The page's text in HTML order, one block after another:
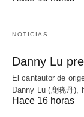
NOTICIAS
Danny Lu
El cantautor de
Danny Lu (鹿晓丹),
Hace 16 horas